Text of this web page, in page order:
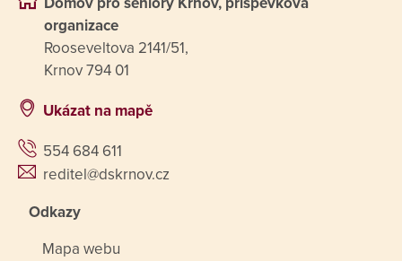
organizace
Rooseveltova 2141/51,
Krnov 794 01
Ukázat na mapě
554 684 611
reditel@dskrnov.cz
Odkazy
Mapa webu